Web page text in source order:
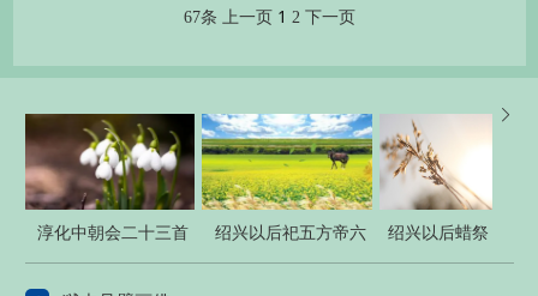
67条 上一页 1 2 下一页

淳化中朝会二十三首
绍兴以后祀五方帝六
十首
绍兴以后蜡祭
四十二首